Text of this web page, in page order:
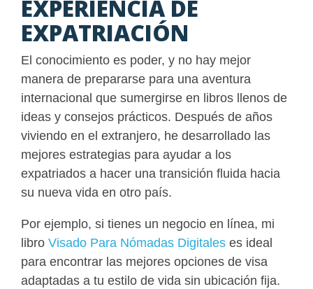
EXPERIENCIA DE
EXPATRIACIÓN
El conocimiento es poder, y no hay mejor
manera de prepararse para una aventura
internacional que sumergirse en libros llenos de
ideas y consejos prácticos. Después de años
viviendo en el extranjero, he desarrollado las
mejores estrategias para ayudar a los
expatriados a hacer una transición fluida hacia
su nueva vida en otro país.
Por ejemplo, si tienes un negocio en línea, mi
libro Visado Para Nómadas Digitales es ideal
para encontrar las mejores opciones de visa
adaptadas a tu estilo de vida sin ubicación fija.